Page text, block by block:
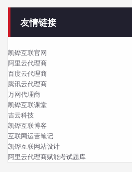
友情链接
凯铧互联官网
阿里云代理商
百度云代理商
腾讯云代理商
万网代理商
凯铧互联课堂
吉云科技
凯铧互联博客
互联网运营笔记
凯铧互联网站设计
阿里云代理商赋能考试题库